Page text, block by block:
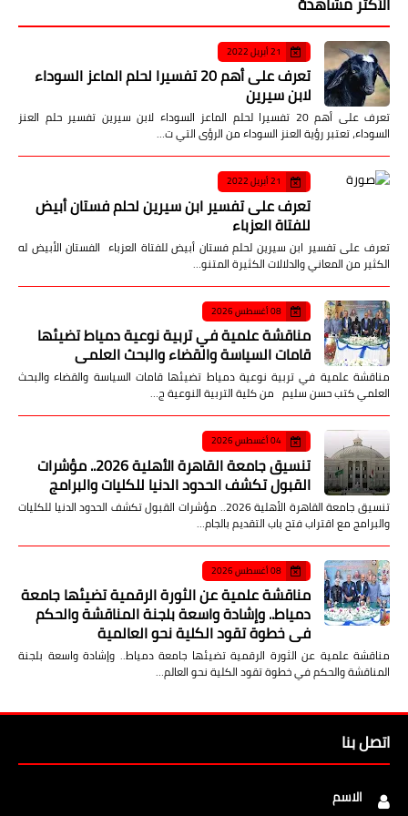
21 أبريل 2022
تعرف على أهم 20 تفسيرا لحلم الماعز السوداء
لابن سيرين
تعرف على أهم 20 تفسيرا لحلم الماعز السوداء لابن سيرين تفسير حلم العنز
السوداء، تعتبر رؤية العنز السوداء من الرؤى التي ت…
21 أبريل 2022
تعرف على تفسير ابن سيرين لحلم فستان أبيض
للفتاة العزباء
تعرف على تفسير ابن سيرين لحلم فستان أبيض للفتاة العزباء الفستان الأبيض له
الكثير من المعاني والدلالات الكثيرة المتنو…
08 أغسطس 2026
مناقشة علمية في تربية نوعية دمياط تضيئها
قامات السياسة والقضاء والبحث العلمي
مناقشة علمية في تربية نوعية دمياط تضيئها قامات السياسة والقضاء والبحث
العلمي كتب حسن سليم من كلية التربية النوعية ج…
04 أغسطس 2026
تنسيق جامعة القاهرة الأهلية 2026.. مؤشرات
القبول تكشف الحدود الدنيا للكليات والبرامج
تنسيق جامعة القاهرة الأهلية 2026.. مؤشرات القبول تكشف الحدود الدنيا للكليات
والبرامج مع اقتراب فتح باب التقديم بالجام…
08 أغسطس 2026
مناقشة علمية عن الثورة الرقمية تضيئها جامعة
دمياط.. وإشادة واسعة بلجنة المناقشة والحكم
في خطوة تقود الكلية نحو العالمية
مناقشة علمية عن الثورة الرقمية تضيئها جامعة دمياط.. وإشادة واسعة بلجنة
المناقشة والحكم في خطوة تقود الكلية نحو العالم…
اتصل بنا
الاسم